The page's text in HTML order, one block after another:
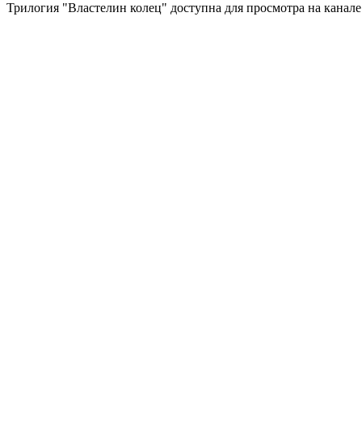
Трилогия "Властелин колец" доступна для просмотра на